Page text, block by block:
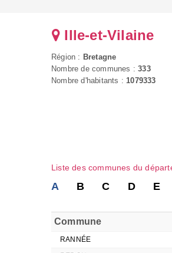
Ille-et-Vilaine
Région : Bretagne
Nombre de communes :333
Nombre d'habitants :1079333
Liste des communes du
A B C D E
Commune
RANNÉE